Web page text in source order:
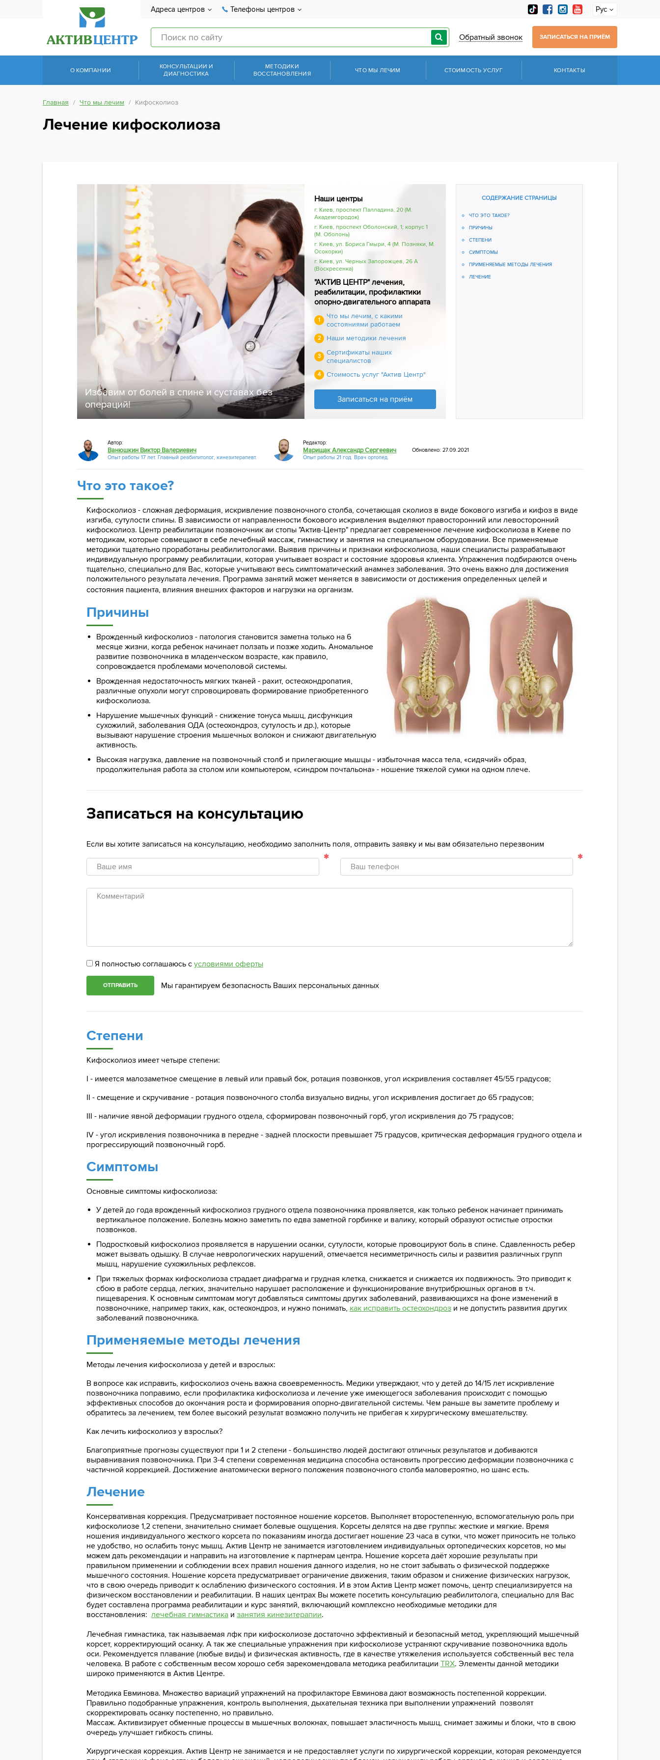
Адреса центров Телефоны центров Рус
Обратный звонок ЗАПИСАТЬСЯ НА ПРИЁМ
О КОМПАНИИ
КОНСУЛЬТАЦИИ И
ДИАГНОСТИКА
МЕТОДИКИ
ВОССТАНОВЛЕНИЯ
ЧТО МЫ ЛЕЧИМ СТОИМОСТЬ УСЛУГ КОНТАКТЫ
Главная Что мы лечим Кифосколиоз
Лечение кифосколиоза
Избавим от болей в спине и суставах без
операций!
Наши центры
г. Киев, проспект Палладина, 20 (М.
Академгородок)
г. Киев, проспект Оболонский, 1; корпус 1
(М. Оболонь)
г. Киев, ул. Бориса Гмыри, 4 (М. Позняки, М.
Осокорки)
г. Киев, ул. Черных Запорожцев, 26 А
(Воскресенка)
"АКТИВ ЦЕНТР" лечения,
реабилитации, профилактики
опорно-двигательного аппарата
1
Что мы лечим, с какими
состояниями работаем
2 Наши методики лечения
3
Сертификаты наших
специалистов
4 Стоимость услуг "Актив Центр"
Записаться на приём
СОДЕРЖАНИЕ СТРАНИЦЫ
ЧТО ЭТО ТАКОЕ?
ПРИЧИНЫ
СТЕПЕНИ
СИМПТОМЫ
ПРИМЕНЯЕМЫЕ МЕТОДЫ ЛЕЧЕНИЯ
ЛЕЧЕНИЕ
Автор:
Ванюшкин Виктор Валериевич
Опыт работы 17 лет. Главный реабилитолог, кинезитерапевт.
Редактор:
Марищак Александр Сергеевич
Опыт работы 21 год. Врач ортопед.
Обновлено: 27.09.2021
Что это такое?
Кифосколиоз - сложная деформация, искривление позвоночного столба, сочетающая сколиоз в виде бокового изгиба и кифоз в виде
изгиба, сутулости спины. В зависимости от направленности бокового искривления выделяют правосторонний или левосторонний
кифосколиоз. Центр реабилитации позвоночник аи стопы "Актив-Центр" предлагает современное лечение кифосколиоза в Киеве по
методикам, которые совмещают в себе лечебный массаж, гимнастику и занятия на специальном оборудовании. Все применяемые
методики тщательно проработаны реабилитологами. Выявив причины и признаки кифосколиоза, наши специалисты разрабатывают
индивидуальную программу реабилитации, которая учитывает возраст и состояние здоровья клиента. Упражнения подбираются очень
тщательно, специально для Вас, которые учитывают весь симптоматический анамнез заболевания. Это очень важно для достижения
положительного результата лечения. Программа занятий может меняется в зависимости от достижения определенных целей и
состояния пациента, влияния внешних факторов и нагрузки на организм.
Причины
Врожденный кифосколиоз - патология становится заметна только на 6
месяце жизни, когда ребенок начинает ползать и позже ходить. Аномальное
развитие позвоночника в младенческом возрасте, как правило,
сопровождается проблемами мочеполовой системы.
Врожденная недостаточность мягких тканей - рахит, остеохондропатия,
различные опухоли могут спровоцировать формирование приобретенного
кифосколиоза.
Нарушение мышечных функций - снижение тонуса мышц, дисфункция
сухожилий, заболевания ОДА (остеохондроз, сутулость и др.), которые
вызывают нарушение строения мышечных волокон и снижают двигательную
активность.
Высокая нагрузка, давление на позвоночный столб и прилегающие мышцы - избыточная масса тела, «сидячий» образ,
продолжительная работа за столом или компьютером, «синдром почтальона» - ношение тяжелой сумки на одном плече.
Записаться на консультацию
Если вы хотите записаться на консультацию, необходимо заполнить поля, отправить заявку и мы вам обязательно перезвоним
Ваше
имя
Ваш
телефон
Комментарий
Я полностью соглашаюсь с условиями оферты
ОТПРАВИТЬ Мы гарантируем безопасность Ваших персональных данных
Степени
Кифосколиоз имеет четыре степени:
I - имеется малозаметное смещение в левый или правый бок, ротация позвонков, угол искривления составляет 45/55 градусов;
II - смещение и скручивание - ротация позвоночного столба визуально видны, угол искривления достигает до 65 градусов;
III - наличие явной деформации грудного отдела, сформирован позвоночный горб, угол искривления до 75 градусов;
IV - угол искривления позвоночника в передне - задней плоскости превышает 75 градусов, критическая деформация грудного отдела и
прогрессирующий позвоночный горб.
Симптомы
Основные симптомы кифосколиоза:
У детей до года врожденный кифосколиоз грудного отдела позвоночника проявляется, как только ребенок начинает принимать
вертикальное положение. Болезнь можно заметить по едва заметной горбинке и валику, который образуют остистые отростки
позвонков.
Подростковый кифосколиоз проявляется в нарушении осанки, сутулости, которые провоцируют боль в спине. Сдавленность ребер
может вызвать одышку. В случае неврологических нарушений, отмечается несимметричность силы и развития различных групп
мышц, нарушение сухожильных рефлексов.
При тяжелых формах кифосколиоза страдает диафрагма и грудная клетка, снижается и снижается их подвижность. Это приводит к
сбою в работе сердца, легких, значительно нарушает расположение и функционирование внутрибрюшных органов в т.ч.
пищеварения. К основным симптомам могут добавляться симптомы других заболеваний, развивающихся на фоне изменений в
позвоночнике, например таких, как, остеохондроз, и нужно понимать, как исправить остеохондрози не допустить развития других
заболеваний позвоночника.
Применяемые методы лечения
Методы лечения кифосколиоза у детей и взрослых:
В вопросе как исправить, кифосколиоз очень важна своевременность. Медики утверждают, что у детей до 14/15 лет искривление
позвоночника поправимо, если профилактика кифосколиоза и лечение уже имеющегося заболевания происходит с помощью
эффективных способов до окончания роста и формирования опорно-двигательной системы. Чем раньше вы заметите проблему и
обратитесь за лечением, тем более высокий результат возможно получить не прибегая к хирургическому вмешательству.
Как лечить кифосколиоз у взрослых?
Благоприятные прогнозы существуют при 1 и 2 степени - большинство людей достигают отличных результатов и добиваются
выравнивания позвоночника. При 3-4 степени современная медицина способна остановить прогрессию деформации позвоночника с
частичной коррекцией. Достижение анатомически верного положения позвоночного столба маловероятно, но шанс есть.
Лечение
Консервативная коррекция. Предусматривает постоянное ношение корсетов. Выполняет второстепенную, вспомогательную роль при
кифосколиозе 1,2 степени, значительно снимает болевые ощущения. Корсеты делятся на две группы: жесткие и мягкие. Время
ношения индивидуального жесткого корсета по показаниям иногда достигает ношение 23 часа в сутки, что может приносить не только
не удобство, но ослабить тонус мышц. Актив Центр не занимается изготовлением индивидуальных ортопедических корсетов, но мы
можем дать рекомендации и направить на изготовление к партнерам центра. Ношение корсета даёт хорошие результаты при
правильном применении и соблюдении всех правил ношения данного изделия, но не стоит забывать о физической поддержке
мышечного состояния. Ношение корсета предусматривает ограничение движения, таким образом и снижение физических нагрузок,
что в свою очередь приводит к ослаблению физического состояния. И в этом Актив Центр может помочь, центр специализируется на
физическом восстановлении и реабилитации. В наших центрах Вы можете посетить консультацию реабилитолога, специально для Вас
будет составлена программа реабилитации и курс занятий, включающий комплексно необходимые методики для
восстановления: лечебная гимнастикаи занятия кинезитерапии.
Лечебная гимнастика, так называемая лфк при кифосколиозе достаточно эффективный и безопасный метод, укрепляющий мышечный
корсет, корректирующий осанку. А так же специальные упражнения при кифосколиозе устраняют скручивание позвоночника вдоль
оси. Рекомендуется плавание (любые виды) и физическая активность, где в качестве утяжеления используется собственный вес тела
человека. В работе с собственным весом хорошо себя зарекомендовала методика реабилитации TRX. Элементы данной методики
широко применяются в Актив Центре.
Методика Евминова. Множество вариаций упражнений на профилакторе Евминова дают возможность постепенной коррекции.
Правильно подобранные упражнения, контроль выполнения, дыхательная техника при выполнении упражнений позволят
скорректировать осанку постепенно, но правильно.
Массаж. Активизирует обменные процессы в мышечных волокнах, повышает эластичность мышц, снимает зажимы и блоки, что в свою
очередь улучшает гибкость спины.
Хирургическая коррекция. Актив Центр не занимается и не предоставляет услуги по хирургической коррекции, которая рекомендуется